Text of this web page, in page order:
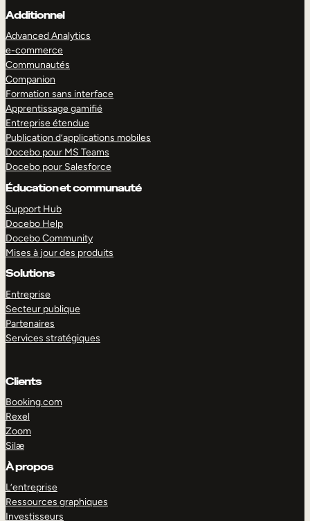
Additionnel
Advanced Analytics
e-commerce
Communautés
Companion
Formation sans interface
Apprentissage gamifié
Entreprise étendue
Publication d’applications mobiles
Docebo pour MS Teams
Docebo pour Salesforce
Éducation et communauté
Support Hub
Docebo Help
Docebo Community
Mises à jour des produits
Solutions
Entreprise
Secteur publique
Partenaires
Services stratégiques
Clients
Booking.com
Rexel
Zoom
Silæ
À propos
L’entreprise
Ressources graphiques
Investisseurs